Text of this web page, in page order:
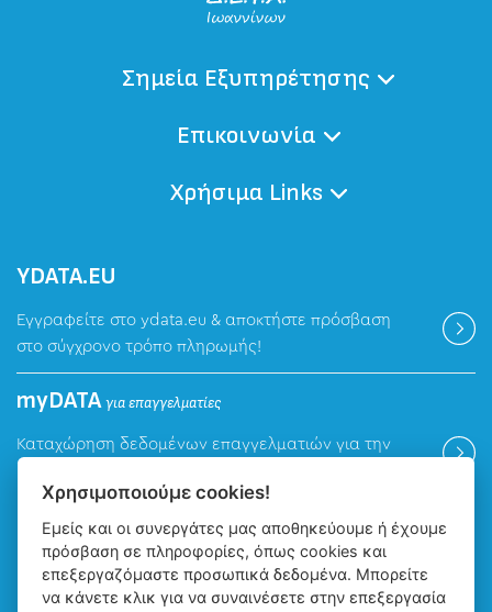
Σημεία Εξυπηρέτησης
Επικοινωνία
Χρήσιμα Links
ΥDATA.EU
Εγγραφείτε στο ydata.eu & αποκτήστε πρόσβαση
στο σύγχρονο τρόπο πληρωμής!
myDATAγια επαγγελματίες
Καταχώρηση δεδομένων επαγγελματιών για την
Βρείτε μας
Χρησιμοποιούμε cookies!
Εμείς και οι συνεργάτες μας αποθηκεύουμε ή έχουμε
πρόσβαση σε πληροφορίες, όπως cookies και
επεξεργαζόμαστε προσωπικά δεδομένα. Μπορείτε
να κάνετε κλικ για να συναινέσετε στην επεξεργασία